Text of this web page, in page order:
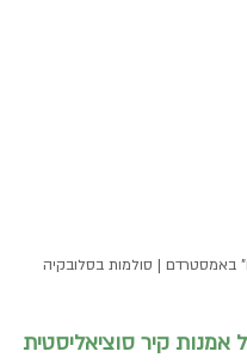
באמסטרדם | סולמות בסלובקיה